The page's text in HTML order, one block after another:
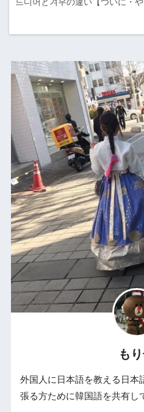
も
外国人に日本語を教える日本
張る方ために韓国語を共有し